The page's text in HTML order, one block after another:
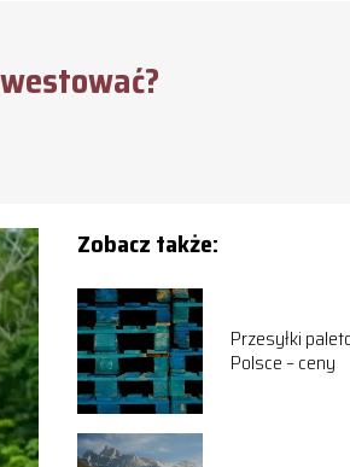
Zobacz także:
Przesyłki
Polsce – ceny